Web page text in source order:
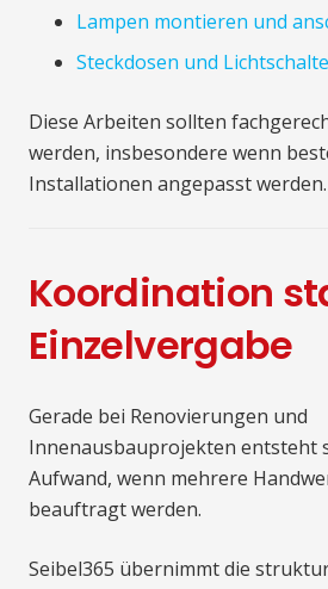
Lampen montieren und
Steckdosen und
Diese Arbeiten sollten
werden, insbesondere wenn
Installationen angepasst werden.
Koordination
Einzelvergabe
Gerade bei Renovierungen und
Innenausbauprojekten entsteht
Aufwand, wenn mehrere
beauftragt werden.
Seibel365 übernimmt die